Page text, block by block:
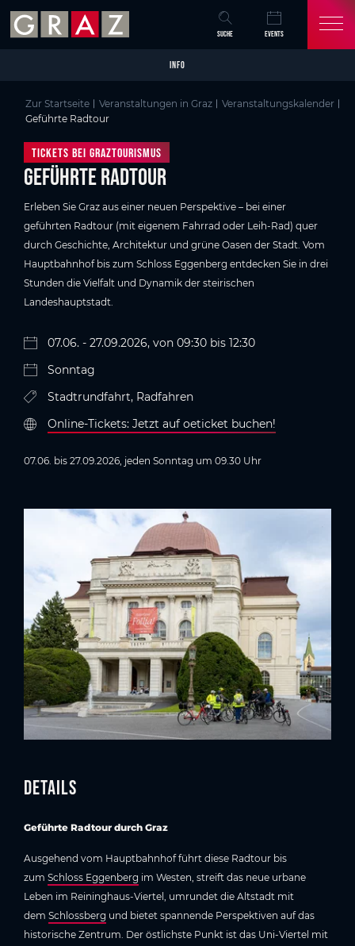
Skip to main content
Skip to table of contents
Skip to main navigation
SUCHE EVENTS
INFO
Zur Startseite Veranstaltungen in Graz
Veranstaltungskalender
Geführte Radtour
Tickets bei Graztourismus
Geführte Radtour
Erleben Sie Graz aus einer neuen Perspektive – bei einer
geführten Radtour (mit eigenem Fahrrad oder Leih-Rad) quer
durch Geschichte, Architektur und grüne Oasen der Stadt. Vom
Hauptbahnhof bis zum Schloss Eggenberg entdecken Sie in drei
Stunden die Vielfalt und Dynamik der steirischen
Landeshauptstadt.
07.06. - 27.09.2026, von 09:30 bis 12:30
Sonntag
Stadtrundfahrt, Radfahren
Online-Tickets: Jetzt auf oeticket buchen!
07.06. bis 27.09.2026, jeden Sonntag um 09.30 Uhr
Details
Geführte Radtour durch Graz
Ausgehend vom Hauptbahnhof führt diese Radtour bis
zum Schloss Eggenberg im Westen, streift das neue urbane
Leben im Reininghaus-Viertel, umrundet die Altstadt mit
dem Schlossberg und bietet spannende Perspektiven auf das
historische Zentrum. Der östlichste Punkt ist das Uni-Viertel mit